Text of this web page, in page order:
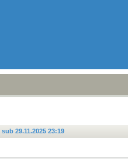
sub 29.11.2025 23:19